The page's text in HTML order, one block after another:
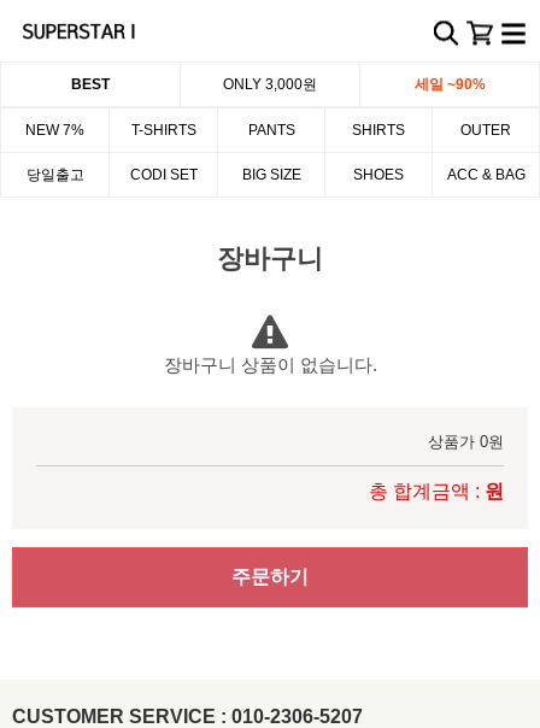
BEST ONLY 3,000원 세일 ~90%
NEW 7% T-SHIRTS PANTS SHIRTS OUTER
당일출고 CODI SET BIG SIZE SHOES ACC & BAG
장바구니
장바구니 상품이 없습니다.
상품가 0원
총 합계금액 : 원
주문하기
CUSTOMER SERVICE : 010-2306-5207